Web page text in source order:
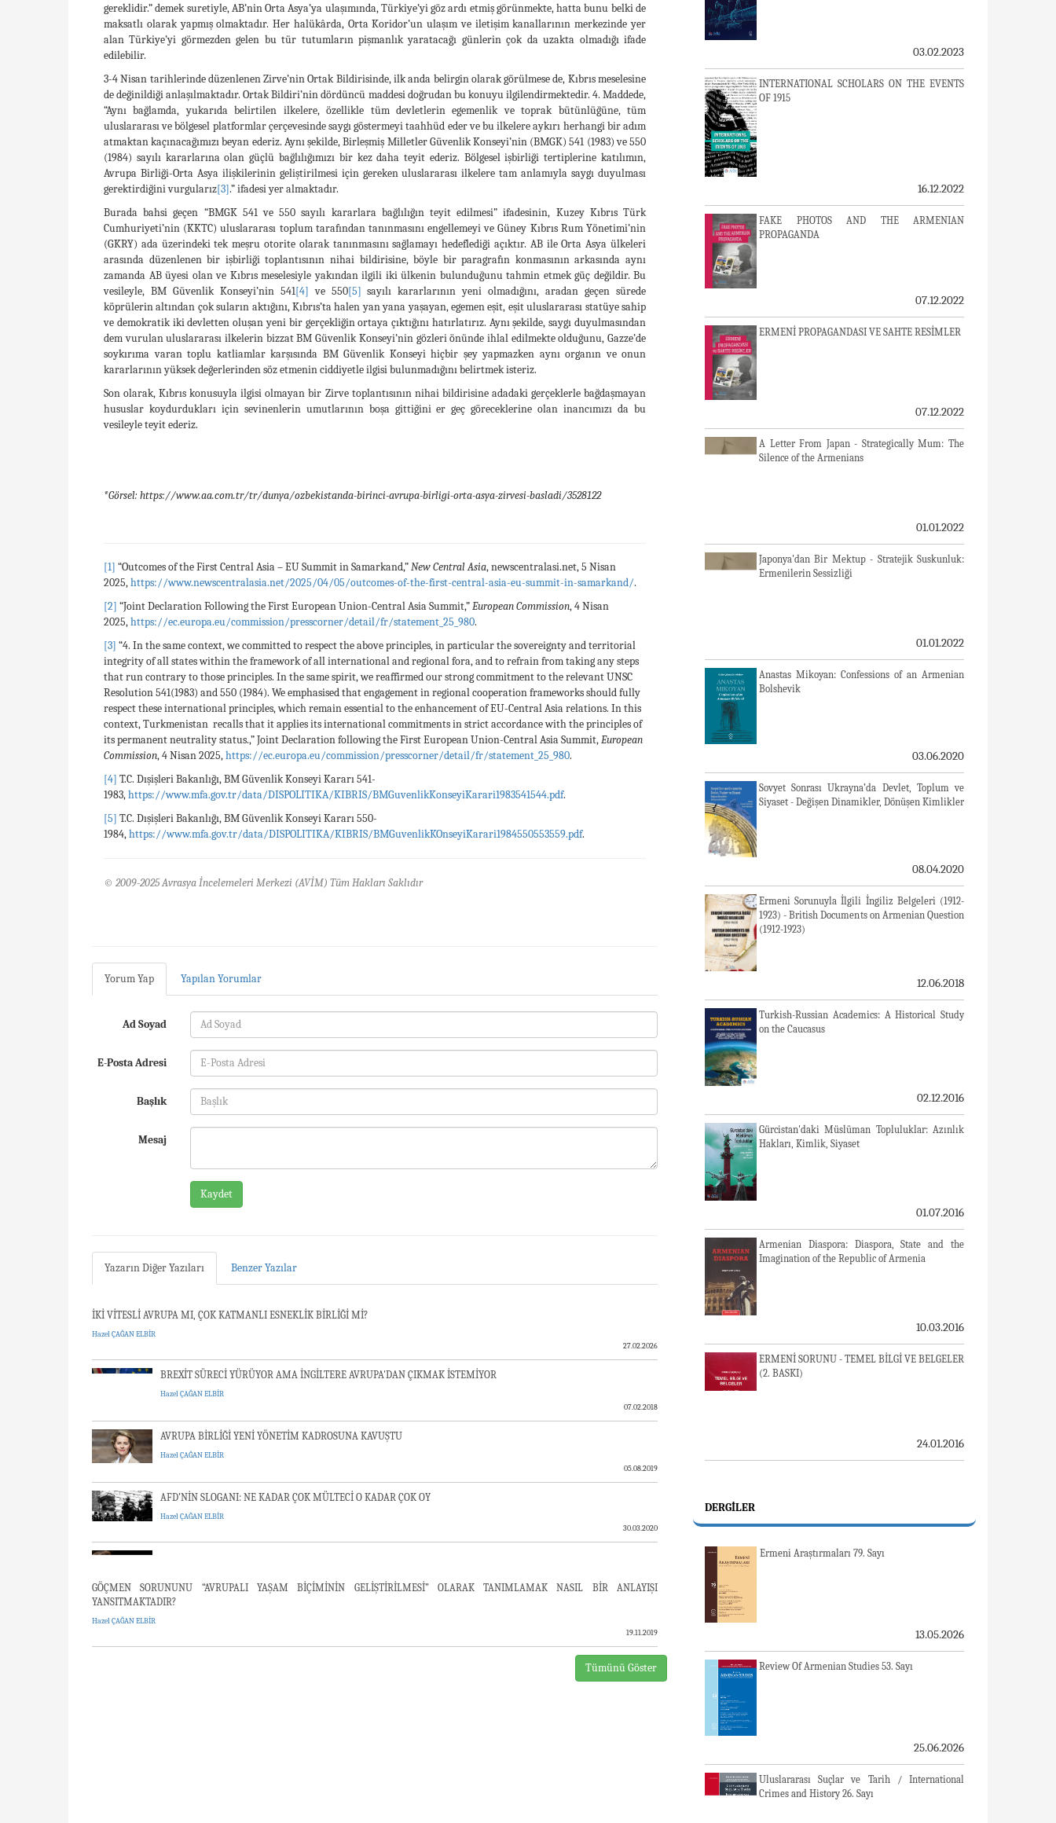
gereklidir.” demek suretiyle, AB’nin Orta Asya’ya ulaşımında, Türkiye’yi göz ardı etmiş görünmekte, hatta bunu belki de
maksatlı olarak yapmış olmaktadır. Her halükârda, Orta Koridor’un ulaşım ve iletişim kanallarının merkezinde yer
alan Türkiye’yi görmezden gelen bu tür tutumların pişmanlık yaratacağı günlerin çok da uzakta olmadığı ifade
edilebilir.
3-4 Nisan tarihlerinde düzenlenen Zirve’nin Ortak Bildirisinde, ilk anda belirgin olarak görülmese de, Kıbrıs meselesine
de değinildiği anlaşılmaktadır. Ortak Bildiri’nin dördüncü maddesi doğrudan bu konuyu ilgilendirmektedir. 4. Maddede,
“Aynı bağlamda, yukarıda belirtilen ilkelere, özellikle tüm devletlerin egemenlik ve toprak bütünlüğüne, tüm
uluslararası ve bölgesel platformlar çerçevesinde saygı göstermeyi taahhüd eder ve bu ilkelere aykırı herhangi bir adım
atmaktan kaçınacağımızı beyan ederiz. Aynı şekilde, Birleşmiş Milletler Güvenlik Konseyi’nin (BMGK) 541 (1983) ve 550
(1984) sayılı kararlarına olan güçlü bağlılığımızı bir kez daha teyit ederiz. Bölgesel işbirliği tertiplerine katılımın,
Avrupa Birliği-Orta Asya ilişkilerinin geliştirilmesi için gereken uluslararası ilkelere tam anlamıyla saygı duyulması
gerektirdiğini vurgularız[3].” ifadesi yer almaktadır.
Burada bahsi geçen “BMGK 541 ve 550 sayılı kararlara bağlılığın teyit edilmesi” ifadesinin, Kuzey Kıbrıs Türk
Cumhuriyeti’nin (KKTC) uluslararası toplum tarafından tanınmasını engellemeyi ve Güney Kıbrıs Rum Yönetimi’nin
(GKRY) ada üzerindeki tek meşru otorite olarak tanınmasını sağlamayı hedeflediği açıktır. AB ile Orta Asya ülkeleri
arasında düzenlenen bir işbirliği toplantısının nihai bildirisine, böyle bir paragrafın konmasının arkasında aynı
zamanda AB üyesi olan ve Kıbrıs meselesiyle yakından ilgili iki ülkenin bulunduğunu tahmin etmek güç değildir. Bu
vesileyle, BM Güvenlik Konseyi’nin 541[4] ve 550[5] sayılı kararlarının yeni olmadığını, aradan geçen sürede
köprülerin altından çok suların aktığını, Kıbrıs’ta halen yan yana yaşayan, egemen eşit, eşit uluslararası statüye sahip
ve demokratik iki devletten oluşan yeni bir gerçekliğin ortaya çıktığını hatırlatırız. Aynı şekilde, saygı duyulmasından
dem vurulan uluslararası ilkelerin bizzat BM Güvenlik Konseyi’nin gözleri önünde ihlal edilmekte olduğunu, Gazze’de
soykırıma varan toplu katliamlar karşısında BM Güvenlik Konseyi hiçbir şey yapmazken aynı organın ve onun
kararlarının yüksek değerlerinden söz etmenin ciddiyetle ilgisi bulunmadığını belirtmek isteriz.
Son olarak, Kıbrıs konusuyla ilgisi olmayan bir Zirve toplantısının nihai bildirisine adadaki gerçeklerle bağdaşmayan
hususlar koydurdukları için sevinenlerin umutlarının boşa gittiğini er geç göreceklerine olan inancımızı da bu
vesileyle teyit ederiz.
*Görsel: https://www.aa.com.tr/tr/dunya/ozbekistanda-birinci-avrupa-birligi-orta-asya-zirvesi-basladi/3528122
[1] “Outcomes of the First Central Asia – EU Summit in Samarkand,”New Central Asia, newscentralasi.net, 5 Nisan
2025,https://www.newscentralasia.net/2025/04/05/outcomes-of-the-first-central-asia-eu-summit-in-samarkand/.
[2] “Joint Declaration Following the First European Union-Central Asia Summit,”European Commission, 4 Nisan
2025,https://ec.europa.eu/commission/presscorner/detail/fr/statement_25_980.
[3] “4. In the same context, we committed to respect the above principles, in particular the sovereignty and territorial
integrity of all states within the framework of all international and regional fora, and to refrain from taking any steps
that run contrary to those principles. In the same spirit, we reaffirmed our strong commitment to the relevant UNSC
Resolution 541(1983) and 550 (1984). We emphasised that engagement in regional cooperation frameworks should fully
respect these international principles, which remain essential to the enhancement of EU-Central Asia relations. In this
context, Turkmenistan recalls that it applies its international commitments in strict accordance with the principles of
its permanent neutrality status.,” Joint Declaration following the First European Union-Central Asia Summit,European
Commission, 4 Nisan 2025,https://ec.europa.eu/commission/presscorner/detail/fr/statement_25_980.
[4] T.C. Dışişleri Bakanlığı, BM Güvenlik Konseyi Kararı 541-
1983,https://www.mfa.gov.tr/data/DISPOLITIKA/KIBRIS/BMGuvenlikKonseyiKarari1983541544.pdf.
[5] T.C. Dışişleri Bakanlığı, BM Güvenlik Konseyi Kararı 550-
1984,https://www.mfa.gov.tr/data/DISPOLITIKA/KIBRIS/BMGuvenlikKOnseyiKarari1984550553559.pdf.
© 2009-2025 Avrasya İncelemeleri Merkezi (AVİM) Tüm Hakları Saklıdır
Yorum Yap Yapılan Yorumlar
Ad Soyad
E-Posta Adresi
Başlık
Mesaj
Kaydet
Yazarın Diğer Yazıları Benzer Yazılar
İKİ VİTESLİ AVRUPA MI, ÇOK KATMANLI ESNEKLİK BİRLİĞİ Mİ?
Hazel ÇAĞAN ELBİR
27.02.2026
BREXİT SÜRECİ YÜRÜYOR AMA İNGİLTERE AVRUPA'DAN ÇIKMAK İSTEMİYOR
Hazel ÇAĞAN ELBİR
07.02.2018
AVRUPA BİRLİĞİ YENİ YÖNETİM KADROSUNA KAVUŞTU
Hazel ÇAĞAN ELBİR
05.08.2019
AFD’NİN SLOGANI: NE KADAR ÇOK MÜLTECİ O KADAR ÇOK OY
Hazel ÇAĞAN ELBİR
30.03.2020
GÖÇMEN SORUNUNU “AVRUPALI YAŞAM BİÇİMİNİN GELİŞTİRİLMESİ” OLARAK TANIMLAMAK NASIL BİR ANLAYIŞI
YANSITMAKTADIR?
Hazel ÇAĞAN ELBİR
19.11.2019
Tümünü Göster
03.02.2023
INTERNATIONAL SCHOLARS ON THE EVENTS
OF 1915
16.12.2022
FAKE PHOTOS AND THE ARMENIAN
PROPAGANDA
07.12.2022
ERMENİ PROPAGANDASI VE SAHTE RESİMLER
07.12.2022
A Letter From Japan - Strategically Mum: The
Silence of the Armenians
01.01.2022
Japonya'dan Bir Mektup - Stratejik Suskunluk:
Ermenilerin Sessizliği
01.01.2022
Anastas Mikoyan: Confessions of an Armenian
Bolshevik
03.06.2020
Sovyet Sonrası Ukrayna’da Devlet, Toplum ve
Siyaset - Değişen Dinamikler, Dönüşen Kimlikler
08.04.2020
Ermeni Sorunuyla İlgili İngiliz Belgeleri (1912-
1923) - British Documents on Armenian Question
(1912-1923)
12.06.2018
Turkish-Russian Academics: A Historical Study
on the Caucasus
02.12.2016
Gürcistan'daki Müslüman Topluluklar: Azınlık
Hakları, Kimlik, Siyaset
01.07.2016
Armenian Diaspora: Diaspora, State and the
Imagination of the Republic of Armenia
10.03.2016
ERMENİ SORUNU - TEMEL BİLGİ VE BELGELER
(2. BASKI)
24.01.2016
DERGILER
Ermeni Araştırmaları 79. Sayı
13.05.2026
Review Of Armenian Studies 53. Sayı
25.06.2026
Uluslararası Suçlar ve Tarih / International
Crimes and History 26. Sayı